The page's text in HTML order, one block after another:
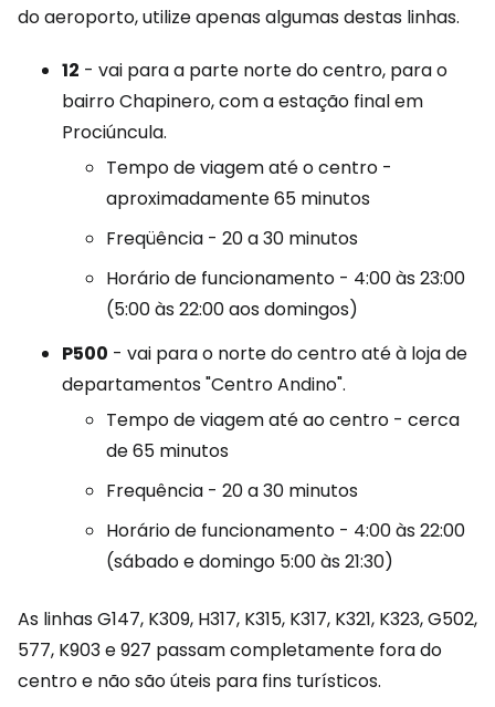
do aeroporto, utilize apenas algumas destas linhas.
12 - vai para a parte norte do centro, para o
bairro Chapinero, com a estação final em
Prociúncula.
Tempo de viagem até o centro -
aproximadamente 65 minutos
Freqüência - 20 a 30 minutos
Horário de funcionamento - 4:00 às 23:00
(5:00 às 22:00 aos domingos)
P500 - vai para o norte do centro até à loja de
departamentos "Centro Andino".
Tempo de viagem até ao centro - cerca
de 65 minutos
Frequência - 20 a 30 minutos
Horário de funcionamento - 4:00 às 22:00
(sábado e domingo 5:00 às 21:30)
As linhas G147, K309, H317, K315, K317, K321, K323, G502,
577, K903 e 927 passam completamente fora do
centro e não são úteis para fins turísticos.